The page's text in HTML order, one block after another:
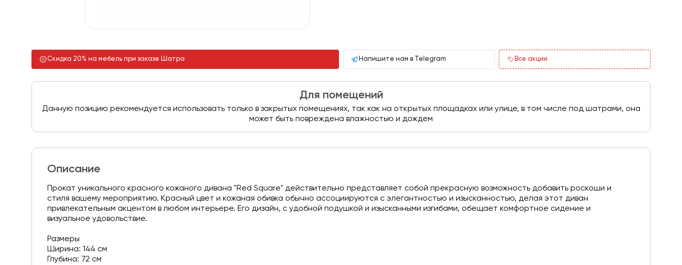
Скидка 20% на мебель при заказе Шатра Напишите нам в Telegram Все акции
Для помещений
Данную позицию рекомендуется использовать только в закрытых помещениях, так как на открытых площадках или улице, в том числе под шатрами, она
может быть повреждена влажностью и дождем
Описание
Прокат уникального красного кожаного дивана "Red Square" действительно представляет собой прекрасную возможность добавить роскоши и
стиля вашему мероприятию. Красный цвет и кожаная обивка обычно ассоциируются с элегантностью и изысканностью, делая этот диван
привлекательным акцентом в любом интерьере. Его дизайн, с удобной подушкой и изысканными изгибами, обещает комфортное сидение и
визуальное удовольствие.
Размеры
Ширина: 144 см
Глубина: 72 см